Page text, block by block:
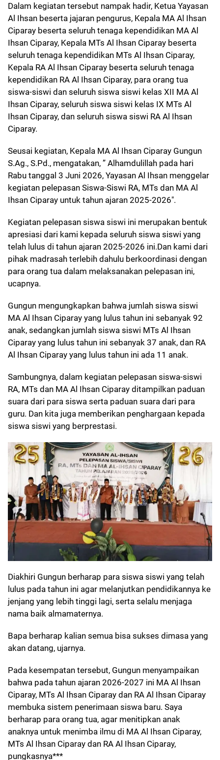
Dalam kegiatan tersebut nampak hadir, Ketua Yayasan
Al Ihsan beserta jajaran pengurus, Kepala MA Al Ihsan
Ciparay beserta seluruh tenaga kependidikan MA Al
Ihsan Ciparay, Kepala MTs Al Ihsan Ciparay beserta
seluruh tenaga kependidikan MTs Al Ihsan Ciparay,
Kepala RA Al Ihsan Ciparay beserta seluruh tenaga
kependidikan RA Al Ihsan Ciparay, para orang tua
siswa-siswi dan seluruh siswa siswi kelas XII MA Al
Ihsan Ciparay, seluruh siswa siswi kelas IX MTs Al
Ihsan Ciparay, dan seluruh siswa siswi RA Al Ihsan
Ciparay.
Seusai kegiatan, Kepala MA Al Ihsan Ciparay Gungun
S.Ag., S.Pd., mengatakan, ” Alhamdulillah pada hari
Rabu tanggal 3 Juni 2026, Yayasan Al Ihsan menggelar
kegiatan pelepasan Siswa-Siswi RA, MTs dan MA Al
Ihsan Ciparay untuk tahun ajaran 2025-2026″.
Kegiatan pelepasan siswa siswi ini merupakan bentuk
apresiasi dari kami kepada seluruh siswa siswi yang
telah lulus di tahun ajaran 2025-2026 ini.Dan kami dari
pihak madrasah terlebih dahulu berkoordinasi dengan
para orang tua dalam melaksanakan pelepasan ini,
ucapnya.
Gungun mengungkapkan bahwa jumlah siswa siswi
MA Al Ihsan Ciparay yang lulus tahun ini sebanyak 92
anak, sedangkan jumlah siswa siswi MTs Al Ihsan
Ciparay yang lulus tahun ini sebanyak 37 anak, dan RA
Al Ihsan Ciparay yang lulus tahun ini ada 11 anak.
Sambungnya, dalam kegiatan pelepasan siswa-siswi
RA, MTs dan MA Al Ihsan Ciparay ditampilkan paduan
suara dari para siswa serta paduan suara dari para
guru. Dan kita juga memberikan penghargaan kepada
siswa siswi yang berprestasi.
Diakhiri Gungun berharap para siswa siswi yang telah
lulus pada tahun ini agar melanjutkan pendidikannya ke
jenjang yang lebih tinggi lagi, serta selalu menjaga
nama baik almamaternya.
Bapa berharap kalian semua bisa sukses dimasa yang
akan datang, ujarnya.
Pada kesempatan tersebut, Gungun menyampaikan
bahwa pada tahun ajaran 2026-2027 ini MA Al Ihsan
Ciparay, MTs Al Ihsan Ciparay dan RA Al Ihsan Ciparay
membuka sistem penerimaan siswa baru. Saya
berharap para orang tua, agar menitipkan anak
anaknya untuk menimba ilmu di MA Al Ihsan Ciparay,
MTs Al Ihsan Ciparay dan RA Al Ihsan Ciparay,
pungkasnya***